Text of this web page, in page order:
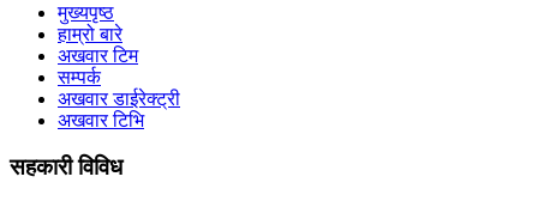
मुख्यपृष्ठ
हाम्रो बारे
अखवार टिम
सम्पर्क
अखवार डाईरेक्ट्री
अखवार टिभि
सहकारी विविध